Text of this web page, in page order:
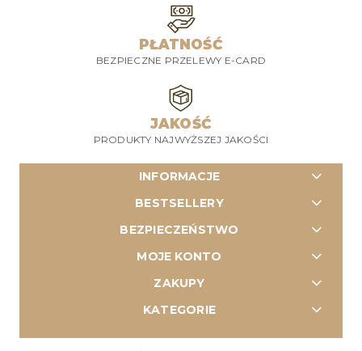
PŁATNOŚĆ
BEZPIECZNE PRZELEWY E-CARD
JAKOŚĆ
PRODUKTY NAJWYŻSZEJ JAKOŚCI
INFORMACJE
BESTSELLERY
BEZPIECZEŃSTWO
MOJE KONTO
ZAKUPY
KATEGORIE